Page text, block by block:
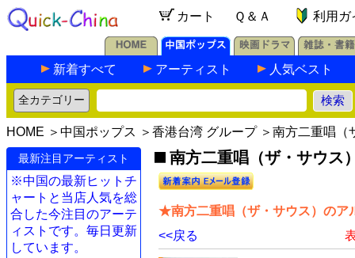
カート Ｑ＆Ａ 利用ガ
新着すべて アーティスト 人気ベスト
HOME ＞ 中国ポップス ＞ 香港台湾 グループ＞南方二重唱（
最新注目アーティスト
※中国の最新ヒットチ
ャートと当店人気を総
合した今注目のアーテ
ィストです。毎日更新
しています。
南方二重唱（ザ・サウス
★南方二重唱（ザ・サウス）のア
<<戻る